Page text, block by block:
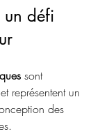
un défi
sont
représentent un
des